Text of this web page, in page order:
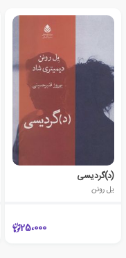
(د)گردیسی
یل رونن
25،000